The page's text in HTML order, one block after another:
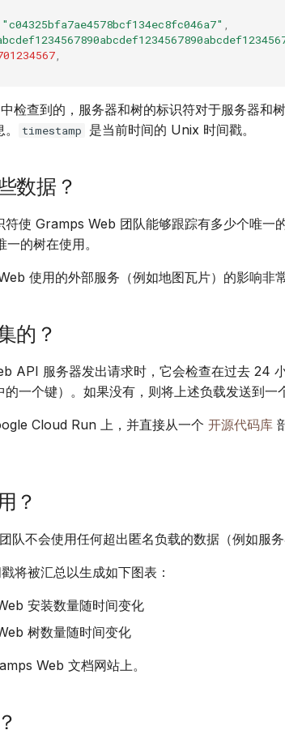
Suomi
"c04325bfa7ae4578bcf134ec8fc046a7"
中检查到的，服务器和树的标识符对于服务器和
timestamp 是当前时间的 Unix 时间戳。
数据？
符使 Gramps Web 团队能够跟踪有多少个唯一
的树在使用。
使用的外部服务（例如地图瓦片）的影响非常
的？
API 服务器发出请求时，它会检查在过去 24
的一个键）。如果没有，则将上述负载发送到一
Cloud Run 上，并直接从一个 开源代码库
？
队不会使用任何超出匿名负载的数据（例如服务
将被汇总以生成如下图表：
安装数量随时间变化
树数量随时间变化
Web 文档网站上。